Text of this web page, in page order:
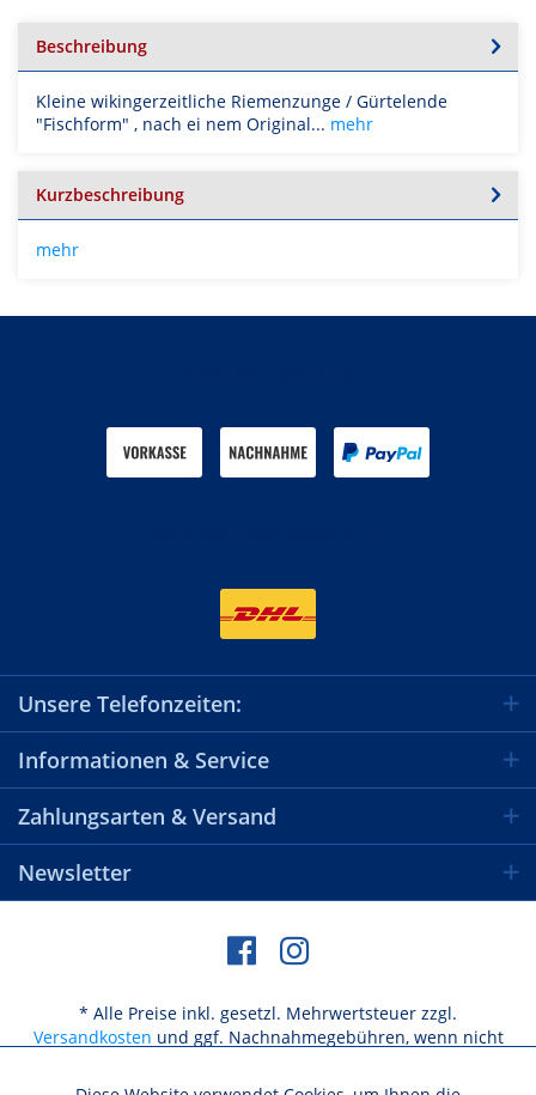
Beschreibung
Kleine wikingerzeitliche Riemenzunge / Gürtelende
"Fischform" , nach ei nem Original... mehr
Kurzbeschreibung
mehr
Unsere Telefonzeiten:
Informationen & Service
Zahlungsarten & Versand
Newsletter
* Alle Preise inkl. gesetzl. Mehrwertsteuer zzgl.
Versandkosten und ggf. Nachnahmegebühren, wenn nicht